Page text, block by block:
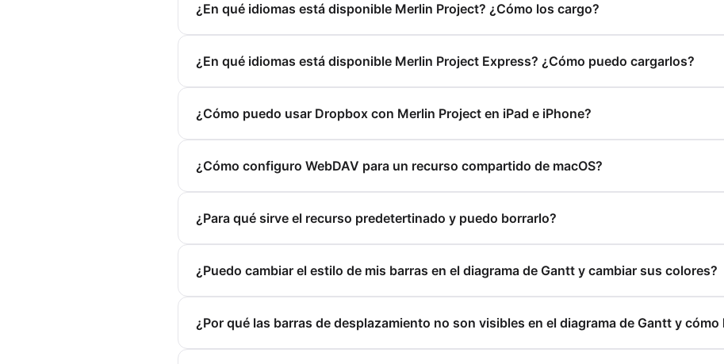
¿En qué idiomas está disponible Merlin Project? ¿Cómo los cargo?
¿En qué idiomas está disponible Merlin Project Express? ¿Cómo puedo cargarlos?
¿Cómo puedo usar Dropbox con Merlin Project en iPad e iPhone?
¿Cómo configuro WebDAV para un recurso compartido de macOS?
¿Para qué sirve el recurso predetertinado y puedo borrarlo?
¿Puedo cambiar el estilo de mis barras en el diagrama de Gantt y cambiar sus colores?
¿Por qué las barras de desplazamiento no son visibles en el diagrama de Gantt y cómo